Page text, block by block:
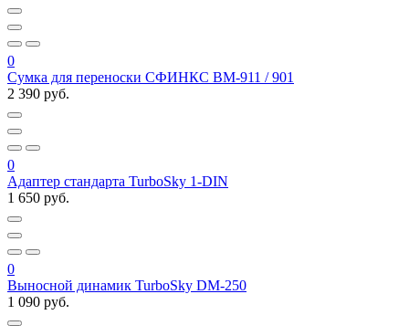
0
Сумка для переноски СФИНКС ВМ-911 / 901
2 390 руб.
0
Адаптер стандарта TurboSky 1-DIN
1 650 руб.
0
Выносной динамик TurboSky DM-250
1 090 руб.